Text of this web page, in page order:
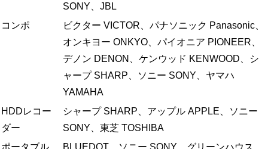
SONY、JBL
コンポ
ビクター VICTOR、パナソニック Panasonic、
オンキヨー ONKYO、パイオニア PIONEER、
デノン DENON、ケンウッド KENWOOD、シ
ャープ SHARP、ソニー SONY、ヤマハ
YAMAHA
HDDレコー
ダー
シャープ SHARP、アップル APPLE、ソニー
SONY、東芝 TOSHIBA
ポータブル
BLUEDOT、ソニー SONY、グリーンハウス、